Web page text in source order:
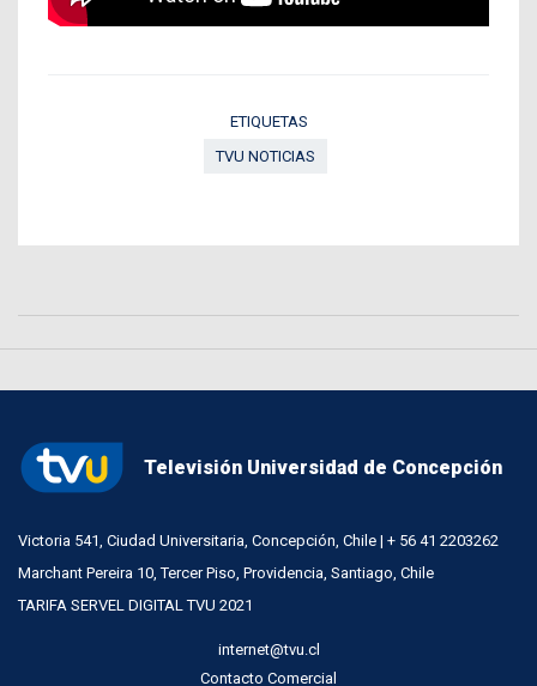
ETIQUETAS
TVU NOTICIAS
Televisión Universidad de Concepción
Victoria 541, Ciudad Universitaria, Concepción, Chile | + 56 41 2203262
Marchant Pereira 10, Tercer Piso, Providencia, Santiago, Chile
TARIFA SERVEL DIGITAL TVU 2021
internet@tvu.cl
Contacto Comercial